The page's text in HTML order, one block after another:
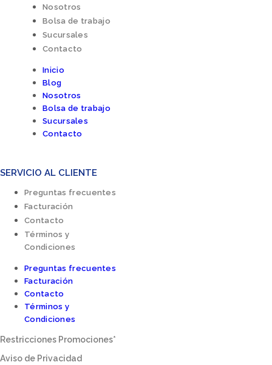
Nosotros
Bolsa de trabajo
Sucursales
Contacto
Inicio
Blog
Nosotros
Bolsa de trabajo
Sucursales
Contacto
SERVICIO AL CLIENTE
Preguntas frecuentes
Facturación
Contacto
Términos y
Condiciones
Preguntas frecuentes
Facturación
Contacto
Términos y
Condiciones
Restricciones Promociones*
Aviso de Privacidad